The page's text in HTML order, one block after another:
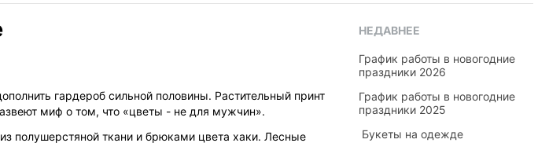
гардероб сильной половины. Растительный принт
миф о том, что «цветы - не для мужчин».
полушерстяной ткани и брюками цвета хаки. Лесные
НЕДАВНЕЕ
График работы в новогодние
праздники 2026
График работы в новогодние
праздники 2025
​ Букеты на одежде